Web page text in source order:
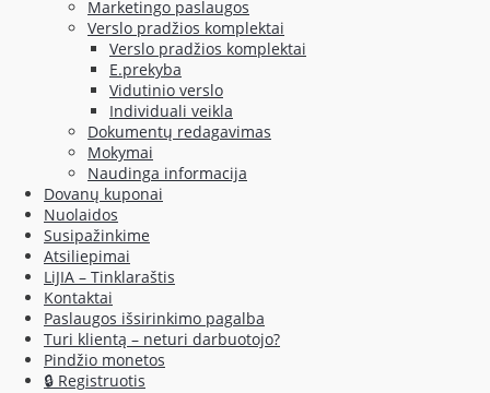
Marketingo paslaugos
Verslo pradžios komplektai
Verslo pradžios komplektai
E.prekyba
Vidutinio verslo
Individuali veikla
Dokumentų redagavimas
Mokymai
Naudinga informacija
Dovanų kuponai
Nuolaidos
Susipažinkime
Atsiliepimai
LiJIA – Tinklaraštis
Kontaktai
Paslaugos išsirinkimo pagalba
Turi klientą – neturi darbuotojo?
Pindžio monetos
🔒 Registruotis